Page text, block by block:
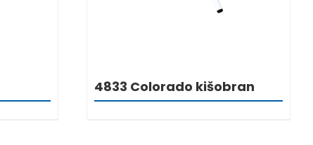
4833 Colorado kišobran